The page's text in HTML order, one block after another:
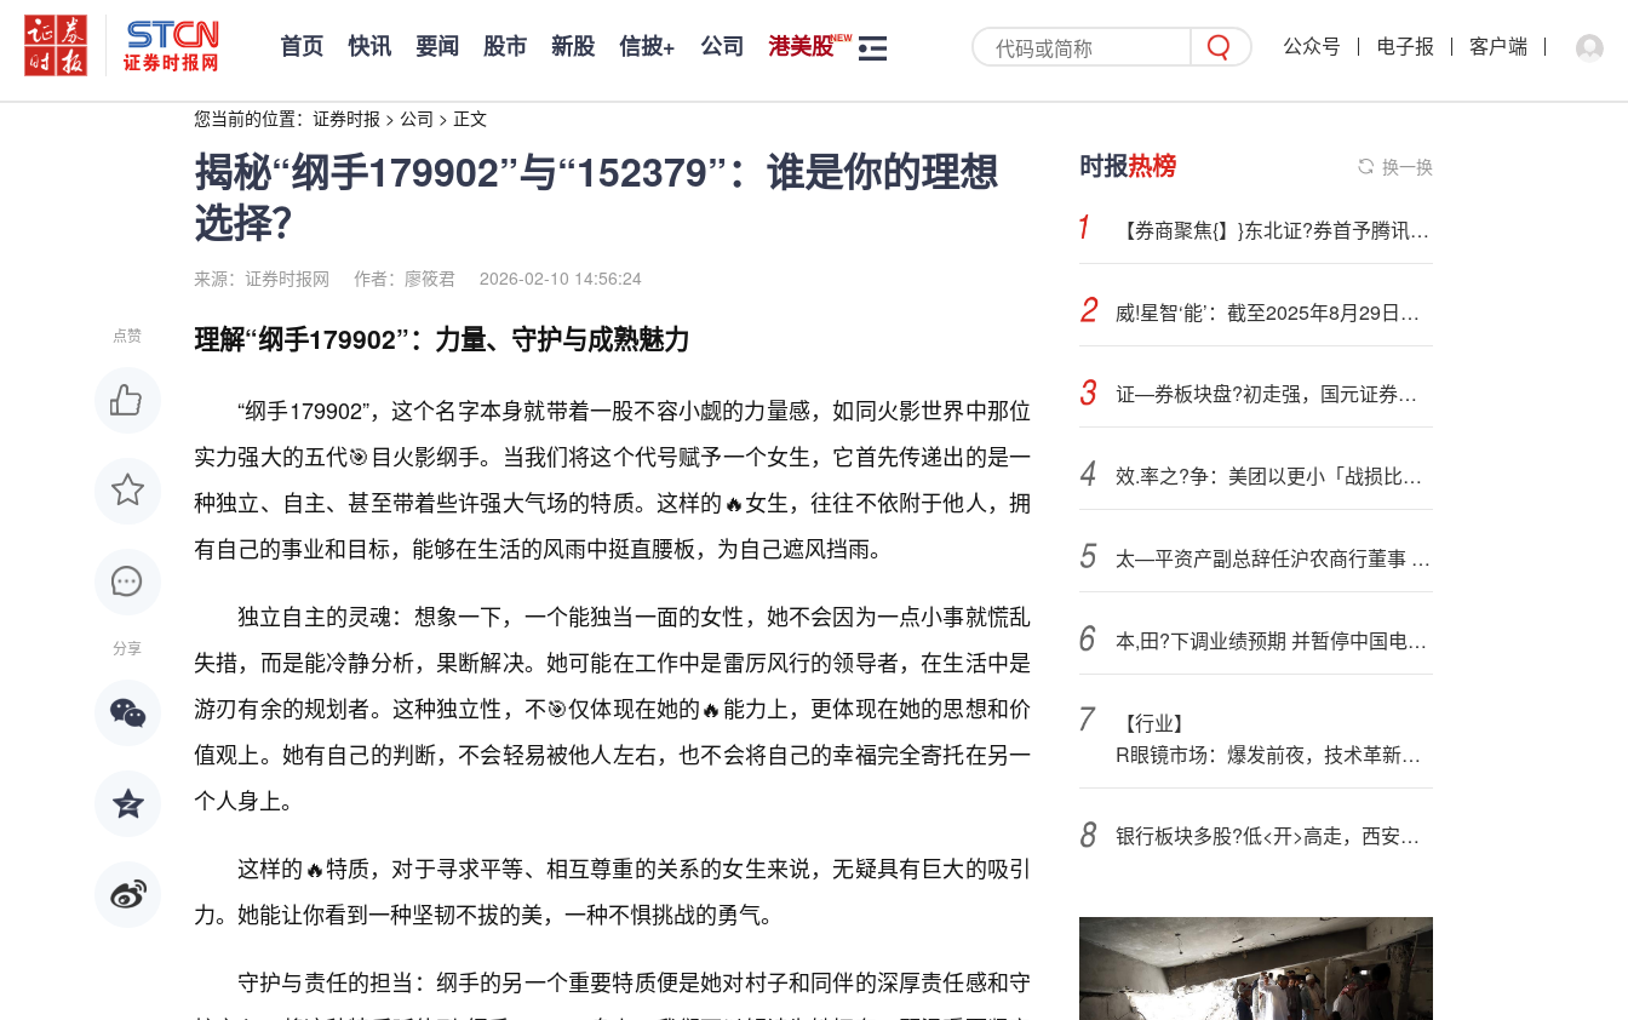
首页 快讯 要闻 股市 新股 信披+ 公司 港美股 公众号 电子报 客户端
您当前的位置： 证券时报 > 公司 > 正文
揭秘“纲手179902”与“152379”：谁是你的理想
选择？
来源：证券时报网 作者：廖筱君 2026-02-10 14:56:24
点赞
分享
理解“纲手179902”：力量、守护与成熟魅力
“纲手179902”，这个名字本身就带着一股不容小觑的力量感，如同火影世界中那位
实力强大的五代🎯目火影纲手。当我们将这个代号赋予一个女生，它首先传递出的是一
种独立、自主、甚至带着些许强大气场的特质。这样的🔥女生，往往不依附于他人，拥
有自己的事业和目标，能够在生活的风雨中挺直腰板，为自己遮风挡雨。
独立自主的灵魂：想象一下，一个能独当一面的女性，她不会因为一点小事就慌乱
失措，而是能冷静分析，果断解决。她可能在工作中是雷厉风行的领导者，在生活中是
游刃有余的规划者。这种独立性，不🎯仅体现在她的🔥能力上，更体现在她的思想和价
值观上。她有自己的判断，不会轻易被他人左右，也不会将自己的幸福完全寄托在另一
个人身上。
这样的🔥特质，对于寻求平等、相互尊重的关系的女生来说，无疑具有巨大的吸引
力。她能让你看到一种坚韧不拔的美，一种不惧挑战的勇气。
守护与责任的担当：纲手的另一个重要特质便是她对村子和同伴的深厚责任感和守
时报热榜 换一换
【券商聚焦{】}东北证?券首予腾讯音乐(01698)“买入”评级 指其行业地位稳固 业绩稳健快速增长
威!星智‘能’：截至2025年8月29日，公司股东户数为19259户
证—券板块盘?初走强，国元证券拉升涨近8%
效.率之?争：美团以更小「战损比」应对外卖大战，高价值订单占比超70%
太—平资产副总辞任沪农商行董事 或触发会计核算方式调整
本,田?下调业绩预期 并暂停中国电动车推进计划
【行业】
R眼镜市场：爆发前夜，技术革新引领新机遇
银行板块多股?低<开>高走，西安银行涨超3%